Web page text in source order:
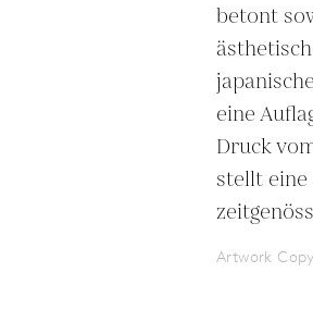
betont
eine
Druck
stellt
Artwork